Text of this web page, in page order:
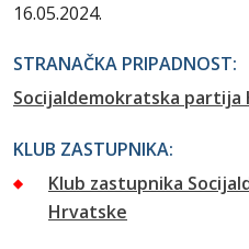
16.05.2024.
STRANAČKA PRIPADNOST:
Socijaldemokratska partija
KLUB ZASTUPNIKA:
Klub zastupnika
Hrvatske